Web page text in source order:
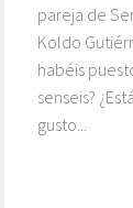
pareja de
Koldo
habéis
senseis?
gusto...